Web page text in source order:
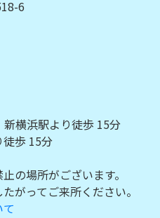
6
新横浜駅より徒歩 15分
徒歩 15分
の場所がございます。
がってご来所ください。